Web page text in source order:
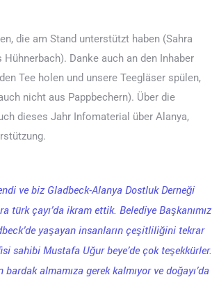
die am Stand unterstützt haben (Sahra
Danke auch an den Inhaber
Tee holen und unsere Teegläser spülen,
nicht aus Pappbechern). Über die
dieses Jahr Infomaterial über Alanya,
ve biz Gladbeck-Alanya Dostluk Derneği
türk çayı’da ikram ettik. Belediye Başkanımız
yaşayan insanların çeşitliliğini tekrar
sahibi Mustafa Uğur beye’de çok teşekkürler.
almamıza gerek kalmıyor ve doğayı’da